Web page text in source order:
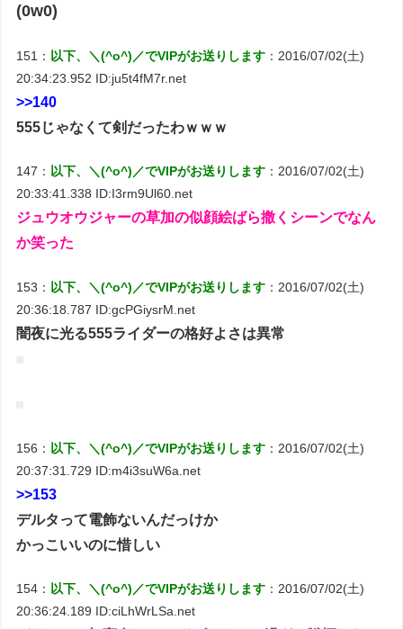
(0w0)
151： 以下、＼(^o^)／でVIPがお送りします ：2016/07/02(土)
20:34:23.952 ID:ju5t4fM7r.net
>>140
555じゃなくて剣だったわｗｗｗ
147： 以下、＼(^o^)／でVIPがお送りします ：2016/07/02(土)
20:33:41.338 ID:I3rm9Ul60.net
ジュウオウジャーの草加の似顔絵ばら撒くシーンでなん
か笑った
153： 以下、＼(^o^)／でVIPがお送りします ：2016/07/02(土)
20:36:18.787 ID:gcPGiysrM.net
闇夜に光る555ライダーの格好よさは異常
156： 以下、＼(^o^)／でVIPがお送りします ：2016/07/02(土)
20:37:31.729 ID:m4i3suW6a.net
>>153
デルタって電飾ないんだっけか
かっこいいのに惜しい
154： 以下、＼(^o^)／でVIPがお送りします ：2016/07/02(土)
20:36:24.189 ID:ciLhWrLSa.net